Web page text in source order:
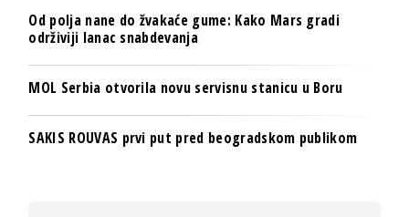
Od polja nane do žvakaće gume: Kako Mars gradi
održiviji lanac snabdevanja
MOL Serbia otvorila novu servisnu stanicu u Boru
SAKIS ROUVAS prvi put pred beogradskom publikom